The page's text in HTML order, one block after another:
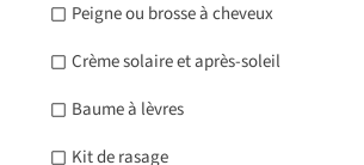
Peigne ou brosse à cheveux
Crème solaire et après-soleil
Baume à lèvres
Kit de rasage